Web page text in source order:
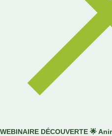
WEBINAIRE DÉCOUVERTE 🌟